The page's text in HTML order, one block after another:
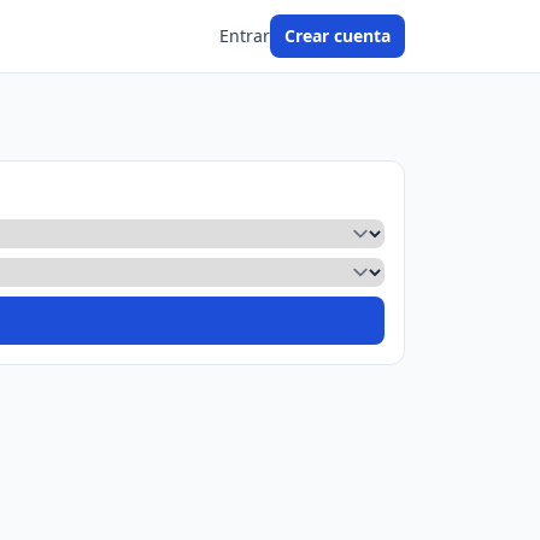
Entrar Crear cuenta